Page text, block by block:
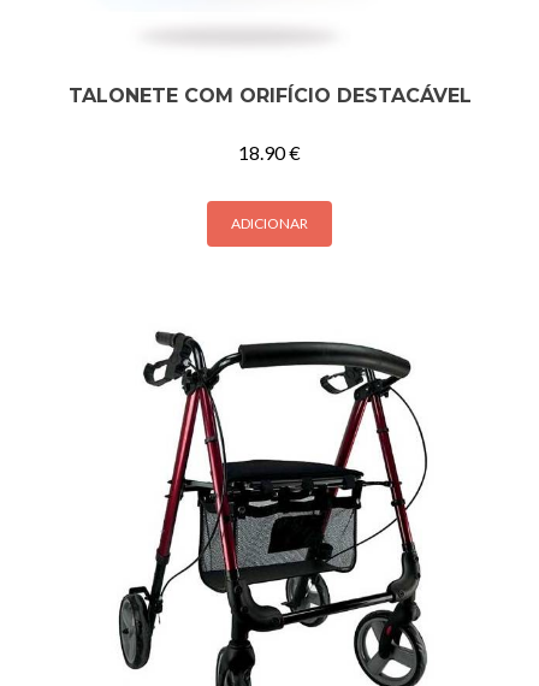
TALONETE COM ORIFÍCIO DESTACÁVEL
18.90€
ADICIONAR